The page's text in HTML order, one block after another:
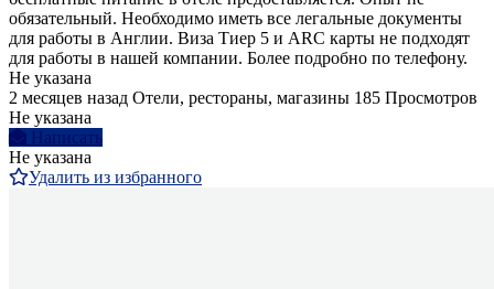
обязательный. Необходимо иметь все легальные документы
для работы в Англии. Виза Тиер 5 и ARC карты не подходят
для работы в нашей компании. Более подробно по телефону.
Не указана
2 месяцев назад Отели, рестораны, магазины 185 Просмотров
Не указана
Написать
Не указана
Удалить из избранного